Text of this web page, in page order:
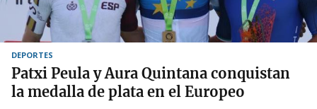
DEPORTES
Patxi Peula y Aura Quintana conquistan
la medalla de plata en el Europeo